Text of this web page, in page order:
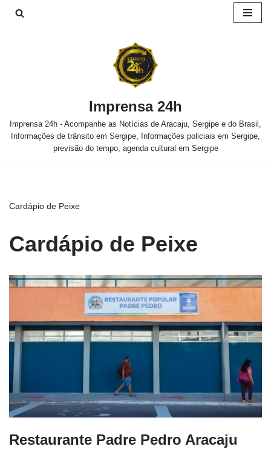
Imprensa 24h
Imprensa 24h - Acompanhe as Notícias de Aracaju, Sergipe e do Brasil,
Informações de trânsito em Sergipe, Informações policiais em Sergipe,
previsão do tempo, agenda cultural em Sergipe
Cardápio de Peixe
Cardápio de Peixe
Restaurante Padre Pedro Aracaju